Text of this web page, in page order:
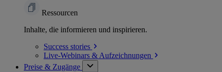
Ressourcen
Inhalte, die informieren und inspirieren.
Success stories
Live-Webinars & Aufzeichnungen
Preise & Zugänge